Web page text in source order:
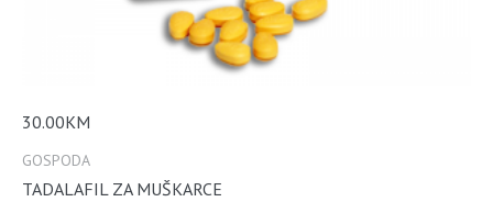
30.00KM
GOSPODA
TADALAFIL ZA MUŠKARCE